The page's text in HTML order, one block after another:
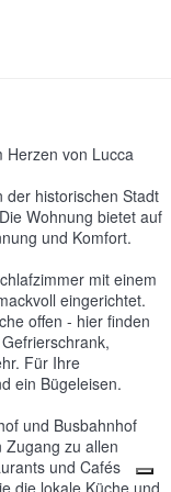
Herzen von Lucca
der historischen Stadt
Wohnung bietet auf
und Komfort.
mit einem
eingerichtet.
offen - hier finden
Für Ihre
ein Bügeleisen.
und Busbahnhof
zu allen
und Cafés